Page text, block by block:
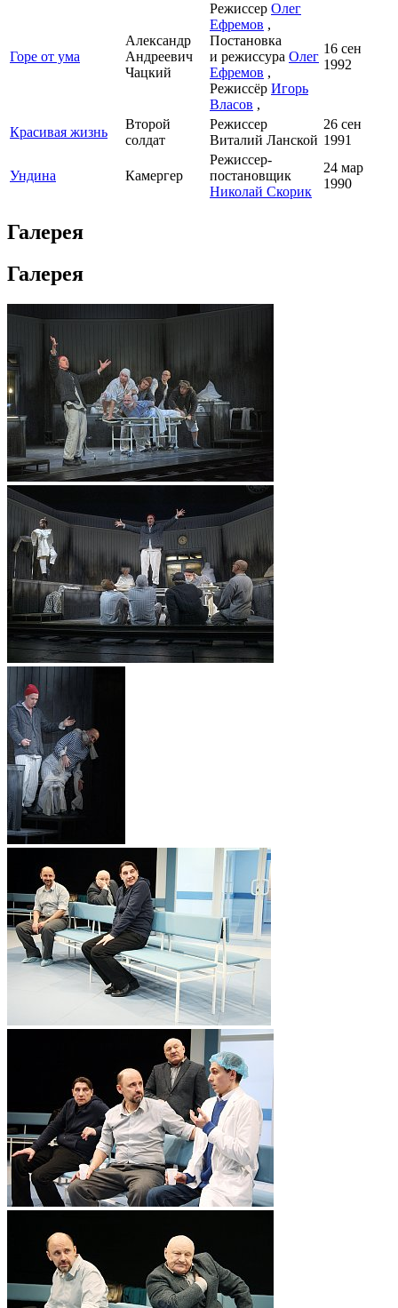
Горе от ума
Александр
Андреевич
Чацкий
Режиссер Олег
Ефремов ,
Постановка
и режиссура Олег
Ефремов ,
Режиссёр Игорь
Власов ,
16 сен
1992
Красивая жизнь
Второй
солдат
Режиссер
Виталий Ланской
26 сен
1991
Ундина Камергер
Режиссер-
постановщик
Николай Скорик
24 мар
1990
Галерея
Галерея